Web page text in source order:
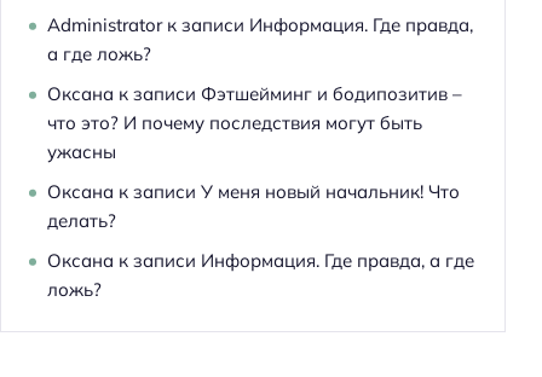
Administratorк записи Информация. Где правда,
а где ложь?
Оксана к записи Фэтшейминг и бодипозитив –
что это? И почему последствия могут быть
ужасны
Оксана к записи У меня новый начальник! Что
делать?
Оксана к записи Информация. Где правда, а где
ложь?